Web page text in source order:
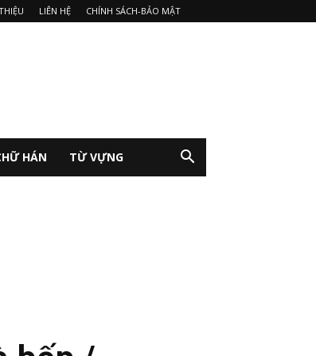
LIÊN HỆ CHÍNH SÁCH-BẢO MẬT
HÁN TỪ VỰNG